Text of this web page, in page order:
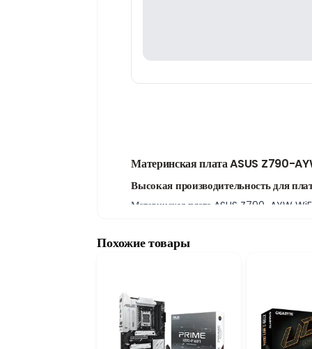
Материнская плата ASUS Z790-
Высокая производительность для
Материнская плата ASUS Z790-AYW
Поддержка памяти DDR5 и широкие
хранения данных.
WiFi и готовность к будущим
Встроенная поддержка WiFi
Похожие товары